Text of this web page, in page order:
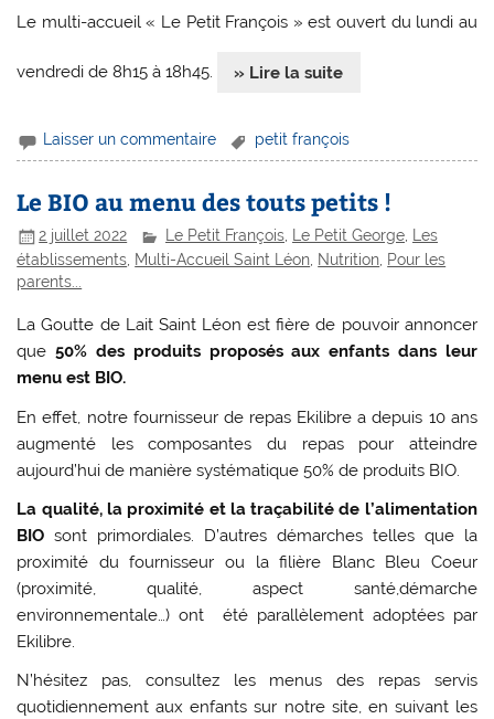
Le multi-accueil « Le Petit François » est ouvert du lundi au
vendredi de 8h15 à 18h45. » Lire la suite
Laisser un commentaire petit françois
Le BIO au menu des touts petits !
2 juillet 2022 Le Petit François, Le Petit George, Les
établissements Multi-Accueil Saint Léon Nutrition Pour les
parents...
La Goutte de Lait Saint Léon est fière de pouvoir annoncer
que50% des produits proposés aux enfants dans leur
menu est BIO.
En effet, notre fournisseur de repas Ekilibre a depuis 10 ans
augmenté les composantes du repas pour atteindre
aujourd’hui de manière systématique 50% de produits BIO.
La qualité, la proximité et la traçabilité de l’alimentation
BIO sont primordiales. D’autres démarches telles que la
proximité du fournisseur ou la filière Blanc Bleu Coeur
(proximité, qualité, aspect santé,démarche
environnementale…) ont été parallèlement adoptées par
Ekilibre.
N’hésitez pas, consultez les menus des repas servis
quotidiennement aux enfants sur notre site, en suivant les